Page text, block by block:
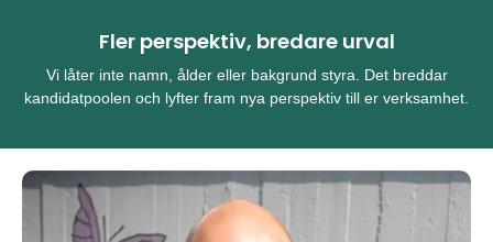
Fler perspektiv, bredare urval
Vi låter inte namn, ålder eller bakgrund styra. Det breddar
kandidatpoolen och lyfter fram nya perspektiv till er verksamhet.